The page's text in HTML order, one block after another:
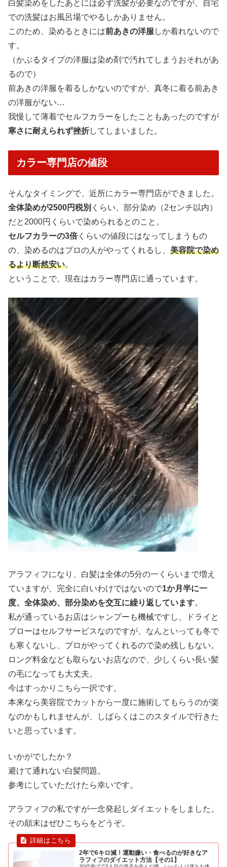
白髪染めをしたあとには必ず洗髪が必要なのですが、自宅
での洗髪はお風呂場でやるしかありません。
このため、染めるときには前あきの洋服 しか着れないので
す。
（かぶるタイプの洋服は染め剤で汚れてしまうおそれがあ
るので）
前あきの洋服を着るしかないのですが、真冬に着る前あき
の洋服がない…
我慢して薄着でセルフカラーをしたこともあったのですが
寒さに耐えられず挫折してしまいました。
カラー専門店の値段
そんなタイミングで、近所にカラー専門店ができました。
全体染めが2500円税別 くらい、部分染め（2センチ以内）
だと2000円くらいで染められるとのこと。
セルフカラーの3倍くらいの値段にはなってしまうもの
の、染めるのはプロの人がやってくれるし、 美容院で染め
るより断然安い。
ということで、現在はカラー専門店に通っています。
アラフィフになり、白髪は全体の5分の一くらいまで増え
ていますが、完全に白いわけではないので1か月半に一
度、全体染め、部分染めを交互に繰り返しています。
私が通っているお店はシャンプーも機械ですし、ドライと
ブローはセルフサービスなのですが、なんといっても冬で
も寒くないし、プロがやってくれるので染め残しもない。
ロング料金なども取らないお店なので、少しくらい長い髪
の毛になっても大丈夫。
今はすっかりこちら一択です。
本来なら美容院でカットから一度に施術してもらうのが楽
なのかもしれませんが、しばらくはこのスタイルで行きた
いと思っています。
いかがでしたか？
避けて通れない白髪問題。
参考にしていただけたら幸いです。
アラフィフの私ですが一念発起しダイエットをしました。
その顛末はぜひこちらをどうぞ。
2年で6キロ減！運動嫌い・食べるのが好きなア
ラフィフのダイエット方法【その1】